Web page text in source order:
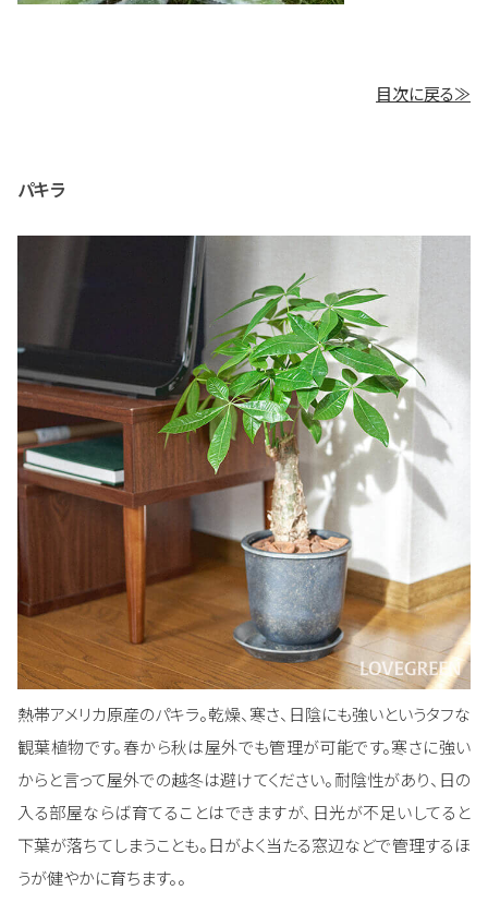
目次に戻る≫
パキラ
熱帯アメリカ原産のパキラ。乾燥、寒さ、日陰にも強いというタフな
観葉植物です。春から秋は屋外でも管理が可能です。寒さに強い
からと言って屋外での越冬は避けてください。耐陰性があり、日の
入る部屋ならば育てることはできますが、日光が不足いしてると
下葉が落ちてしまうことも。日がよく当たる窓辺などで管理するほ
うが健やかに育ちます。。